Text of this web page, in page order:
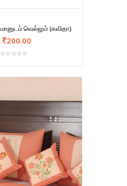
மானுடம் வெல்லும் (கவிதா)
200.00